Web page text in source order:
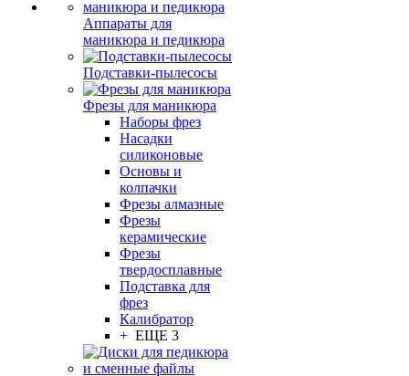
Аппараты для
маникюра и педикюра
Подставки-пылесосы
Фрезы для маникюра
Наборы фрез
Насадки
силиконовые
Основы и
колпачки
Фрезы алмазные
Фрезы
керамические
Фрезы
твердосплавные
Подставка для
фрез
Калибратор
+ ЕЩЕ 3